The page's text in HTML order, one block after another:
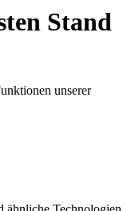
Stand
unserer